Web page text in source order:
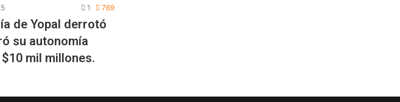
1 769
de Yopal derrotó
su autonomía
mil millones.